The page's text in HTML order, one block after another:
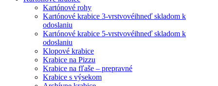
Kartónové rohy
Kartónové krabice 3-vrstvovéihneď skladom k
odoslaniu
Kartónové krabice 5-vrstvovéihneď skladom k
odoslaniu
Klopové krabice
Krabice na Pizzu
Krabice na fľaše – prepravné
Krabice s výsekom